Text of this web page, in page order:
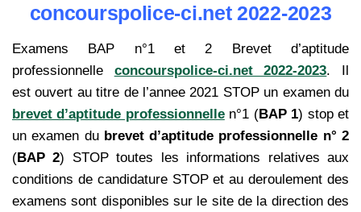
concourspolice-ci.net 2022-2023
Examens BAP n°1 et 2 Brevet d’aptitude
professionnelle concourspolice-ci.net 2022-2023. Il
est ouvert au titre de l’annee 2021 STOP un examen du
brevet d’aptitude professionnellen°1 (BAP 1) stop et
un examen du brevet d’aptitude professionnelle n° 2
(BAP 2) STOP toutes les informations relatives aux
conditions de candidature STOP et au deroulement des
examens sont disponibles sur le site de la direction des